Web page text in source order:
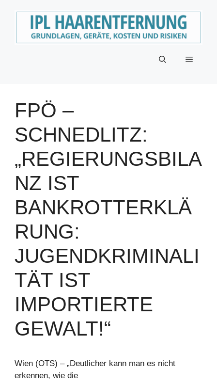
Menü
FPÖ –
SCHNEDLITZ:
„REGIERUNGSBILA
NZ IST
BANKROTTERKLÄ
RUNG:
JUGENDKRIMINALI
TÄT IST
IMPORTIERTE
GEWALT!“
Wien (OTS) – „Deutlicher kann man es nicht
erkennen, wie die